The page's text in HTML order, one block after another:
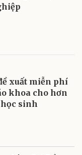
xuất miễn phí
khoa cho hơn
học sinh